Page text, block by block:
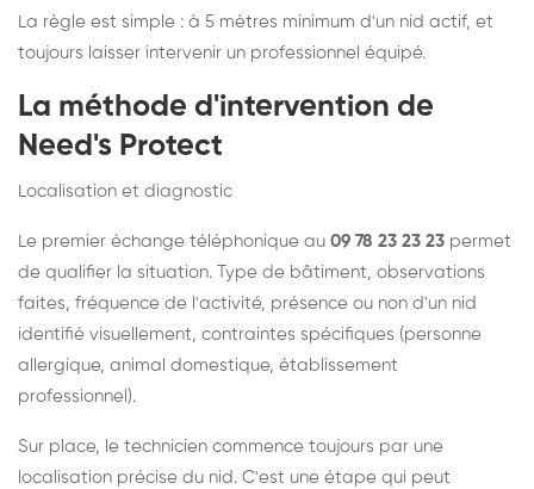
La règle est simple : à 5 mètres minimum d'un nid actif, et
toujours laisser intervenir un professionnel équipé.
La méthode d'intervention de
Need's Protect
Localisation et diagnostic
Le premier échange téléphonique au 09 78 23 23 23 permet
de qualifier la situation. Type de bâtiment, observations
faites, fréquence de l'activité, présence ou non d'un nid
identifié visuellement, contraintes spécifiques (personne
allergique, animal domestique, établissement
professionnel).
Sur place, le technicien commence toujours par une
localisation précise du nid. C'est une étape qui peut